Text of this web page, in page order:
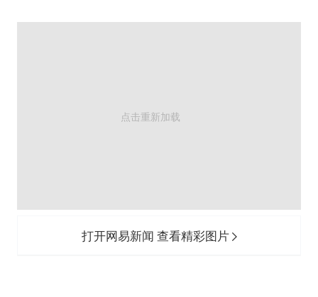
打开网易新闻 查看精彩图片